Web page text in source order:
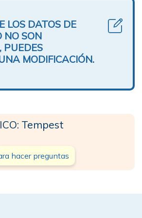
LOS DATOS DE
NO SON
PUEDES
MODIFICACIÓN.
Tempest
hacer preguntas